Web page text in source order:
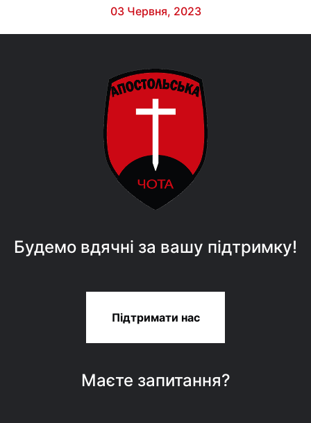
03 Червня, 2023
Будемо вдячні за вашу підтримку!
Підтримати нас
Маєте запитання?